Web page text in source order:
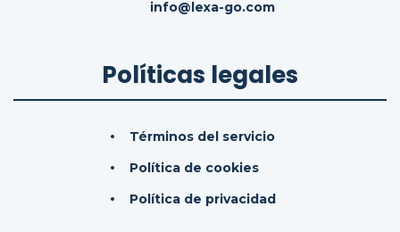
info@lexa-go.com
Políticas legales
Términos del servicio
Política de cookies
Política de privacidad